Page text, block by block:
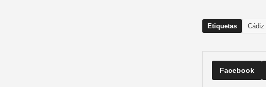
Etiquetas Cádiz
Facebook